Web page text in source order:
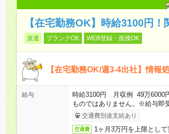
【在宅勤務OK】時給3100円
派遣 ブランクOK WEB登録・面接OK
【在宅勤務OK/週3-4出社】情報
給与
時給3100円 月収例 49万6000
ものではありません。※給与即
交通費別途支給あり
交通費 1ヶ月3万円を上限とし